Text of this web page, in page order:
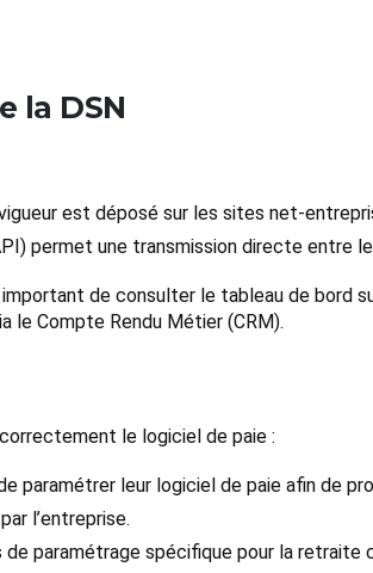
la DSN
est déposé sur les sites net-
permet une transmission directe entre
de consulter le tableau de bord
le Compte Rendu Métier (CRM).
le logiciel de paie :
paramétrer leur logiciel de paie afin de
l’entreprise.
paramétrage spécifique pour la retraite